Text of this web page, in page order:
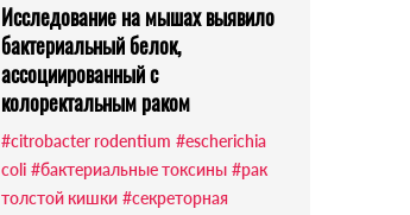
Исследование на мышах выявило
бактериальный белок,
ассоциированный с
колоректальным раком
#citrobacter rodentium #escherichia
coli #бактериальные токсины #рак
толстой кишки #секреторная